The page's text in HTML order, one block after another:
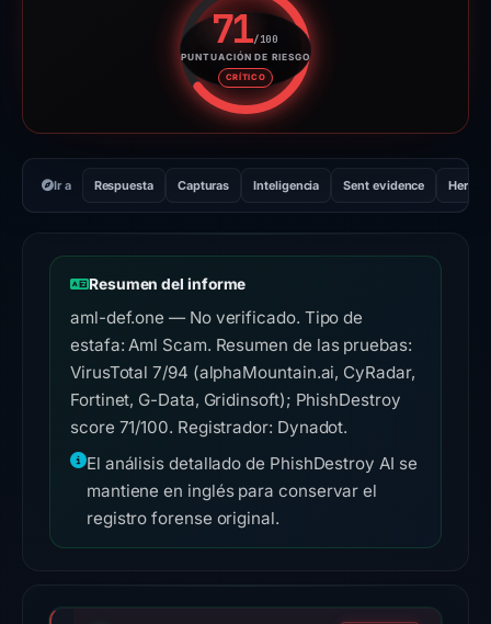
71/100
PUNTUACIÓN DE RIESGO
CRÍTICO
Puntuación de riesgo: 71
Ir a Respuesta Capturas Inteligencia Sent evidence
Resumen del informe
aml-def.one — No verificado. Tipo de
estafa: Aml Scam. Resumen de las pruebas:
VirusTotal 7/94 (alphaMountain.ai, CyRadar,
Fortinet, G-Data, Gridinsoft); PhishDestroy
score 71/100. Registrador: Dynadot.
El análisis detallado de PhishDestroy AI se
mantiene en inglés para conservar el
registro forense original.